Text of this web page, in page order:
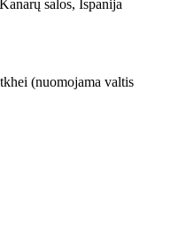
salos, Ispanija
(nuomojama valtis